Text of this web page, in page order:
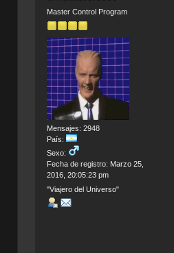
Master Control Program
Mensajes: 2948
País:
Sexo:
Fecha de registro: Marzo 25,
2016, 20:05:23 pm
"Viajero del Universo"